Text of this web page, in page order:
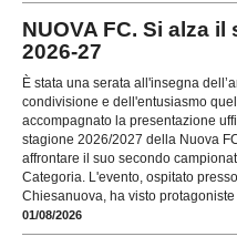
NUOVA FC. Si alza
2026-27
È stata una serata all'insegna
condivisione e dell'entusiasmo
accompagnato la presentazione
stagione 2026/2027 della Nuova
affrontare il suo secondo
Categoria. L'evento, ospitato
Chiesanuova, ha visto protagoniste
01/08/2026